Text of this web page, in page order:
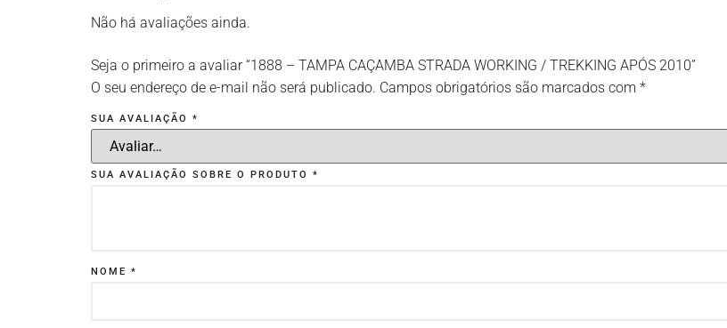
Não há avaliações ainda.
Seja o primeiro a avaliar “1888 – TAMPA CAÇAMBA STRADA WORKING / TREKKING APÓS 2010”
O seu endereço de e-mail não será publicado. Campos obrigatórios são marcados com *
SUA AVALIAÇÃO *
SUA AVALIAÇÃO SOBRE O PRODUTO *
NOME *